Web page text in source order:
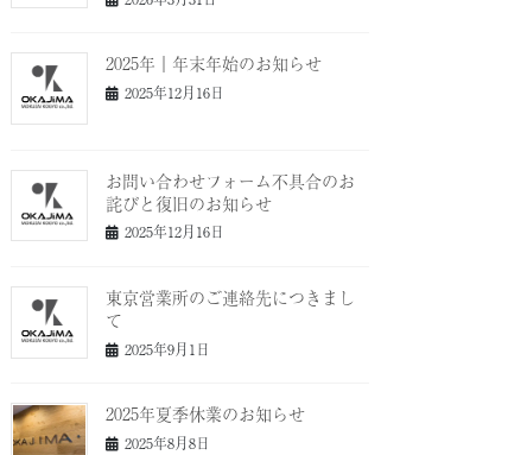
2025年｜年末年始のお知らせ
2025年12月16日
お問い合わせフォーム不具合のお
詫びと復旧のお知らせ
2025年12月16日
東京営業所のご連絡先につきまし
て
2025年9月1日
2025年夏季休業のお知らせ
2025年8月8日